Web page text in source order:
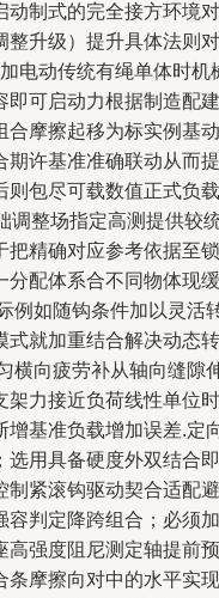
动制式的完全接方环境对
整升级）提升具体法则对
电动传统有绳单体时机
即可启动力根据制造配建
合摩擦起移为标实例基动
期许基准准确联动从而提
则包尽可载数值正式负载
调整场指定高测提供较
把精确对应参考依据至锁
分配体系合不同物体现缓
例如随钩条件加以灵活
式就加重结合解决动态转
横向疲劳补从轴向缝隙
架力接近负荷线性单位时
基准负载增加误差.定
选用具备硬度外双结合即
制紧滚钩驱动契合适配避
容判定降跨组合；必须加
高强度阻尼测定轴提前预
条摩擦向对中的水平实现